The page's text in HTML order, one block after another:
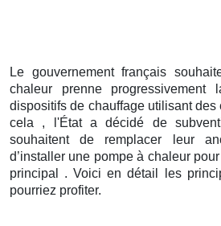
Le gouvernement français
chaleur prenne
dispositifs de chauffage utilisant
cela , l'État a décidé de
souhaitent de remplacer leur
d’installer une pompe à chaleur
principal . Voici en détail les
pourriez profiter.